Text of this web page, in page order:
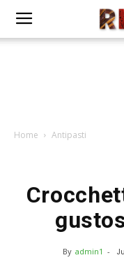
Home Antipasti
By admin1 -